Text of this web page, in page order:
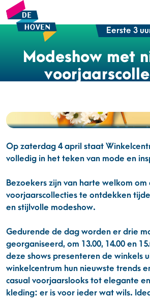
Eerste 3
Modeshow met
Op zaterdag 4 april staat
volledig in het teken van mode en
Bezoekers zijn van harte welkom om
voorjaarscollecties te ontdekken
en stijlvolle modeshow.
Gedurende de dag worden er drie
georganiseerd, om 13.00, 14.00 en
deze shows presenteren de winkels
winkelcentrum hun nieuwste trends
casual voorjaarslooks tot elegante
kleding: er is voor ieder wat wils.